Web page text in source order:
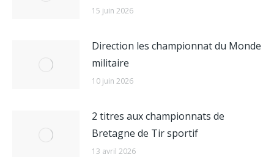
15 juin 2026
Direction les championnat du Monde
militaire
10 juin 2026
2 titres aux championnats de
Bretagne de Tir sportif
13 avril 2026